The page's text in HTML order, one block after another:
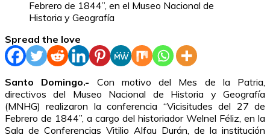
Spread the love
Santo Domingo.- Con motivo del Mes de la Patria,
directivos del Museo Nacional de Historia y Geografía
(MNHG) realizaron la conferencia “Vicisitudes del 27 de
Febrero de 1844”, a cargo del historiador Welnel Féliz, en la
Sala de Conferencias Vitilio Alfau Durán, de la institución